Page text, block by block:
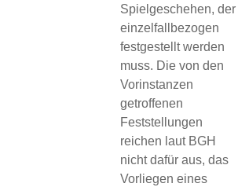
Spielgeschehen, der
einzelfallbezogen
festgestellt werden
muss. Die von den
Vorinstanzen
getroffenen
Feststellungen
reichen laut BGH
nicht dafür aus, das
Vorliegen eines